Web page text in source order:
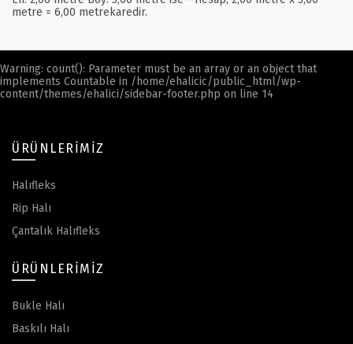
metre = 6,00 metrekaredir.
Warning: count(): Parameter must be an array or an object that
implements Countable in /home/ehalicic/public_html/wp-
content/themes/ehalici/sidebar-footer.php on line 14
ÜRÜNLERIMIZ
Halıfleks
Rip Halı
Çantalık Halıfleks
ÜRÜNLERIMIZ
Bukle Halı
Baskılı Halı